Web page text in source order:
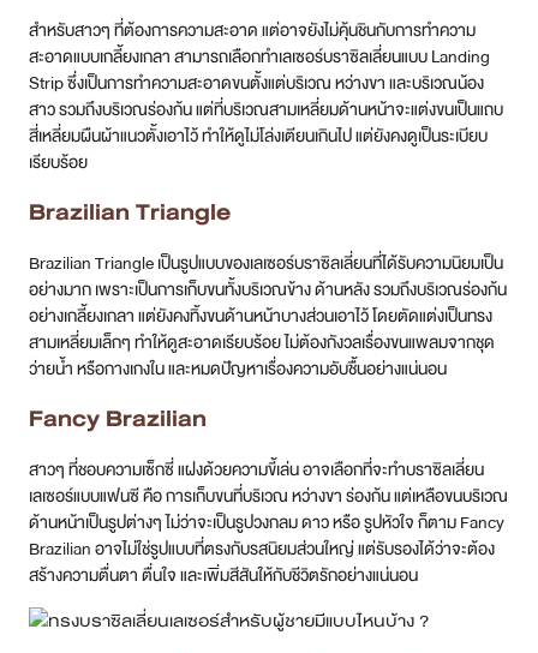
สำหรับสาวๆ ที่ต้องการความสะอาด แต่อาจยังไม่คุ้นชินกับการทำความ
สะอาดแบบเกลี้ยงเกลา สามารถเลือกทำเลเซอร์บราซิลเลี่ยนแบบ Landing
Strip ซึ่งเป็นการทำความสะอาดขนตั้งแต่บริเวณ หว่างขา และบริเวณน้อง
สาว รวมถึงบริเวณร่องก้น แต่ที่บริเวณสามเหลี่ยมด้านหน้าจะแต่งขนเป็นแถบ
สี่เหลี่ยมผืนผ้าแนวตั้งเอาไว้ ทำให้ดูไม่โล่งเตียนเกินไป แต่ยังคงดูเป็นระเบียบ
เรียบร้อย
Brazilian Triangle
Brazilian Triangle เป็นรูปแบบของเลเซอร์บราซิลเลี่ยนที่ได้รับความนิยมเป็น
อย่างมาก เพราะเป็นการเก็บขนทั้งบริเวณข้าง ด้านหลัง รวมถึงบริเวณร่องก้น
อย่างเกลี้ยงเกลา แต่ยังคงทิ้งขนด้านหน้าบางส่วนเอาไว้ โดยตัดแต่งเป็นทรง
สามเหลี่ยมเล็กๆ ทำให้ดูสะอาดเรียบร้อย ไม่ต้องกังวลเรื่องขนแพลมจากชุด
ว่ายน้ำ หรือกางเกงใน และหมดปัญหาเรื่องความอับชื้นอย่างแน่นอน
Fancy Brazilian
สาวๆ ที่ชอบความเซ็กซี่ แฝงด้วยความขี้เล่น อาจเลือกที่จะทำบราซิลเลี่ยน
เลเซอร์แบบแฟนซี คือ การเก็บขนที่บริเวณ หว่างขา ร่องก้น แต่เหลือขนบริเวณ
ด้านหน้าเป็นรูปต่างๆ ไม่ว่าจะเป็นรูปวงกลม ดาว หรือ รูปหัวใจ ก็ตาม Fancy
Brazilian อาจไม่ใช่รูปแบบที่ตรงกับรสนิยมส่วนใหญ่ แต่รับรองได้ว่าจะต้อง
สร้างความตื่นตา ตื่นใจ และเพิ่มสีสันให้กับชีวิตรักอย่างแน่นอน